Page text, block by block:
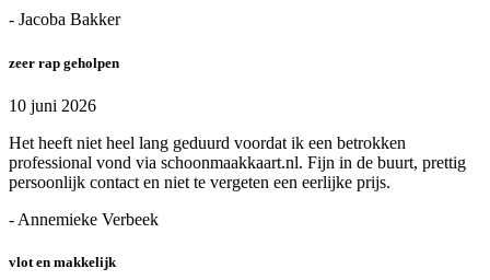
- Jacoba Bakker
zeer rap geholpen
10 juni 2026
Het heeft niet heel lang geduurd voordat ik een betrokken
professional vond via schoonmaakkaart.nl. Fijn in de buurt, prettig
persoonlijk contact en niet te vergeten een eerlijke prijs.
- Annemieke Verbeek
vlot en makkelijk